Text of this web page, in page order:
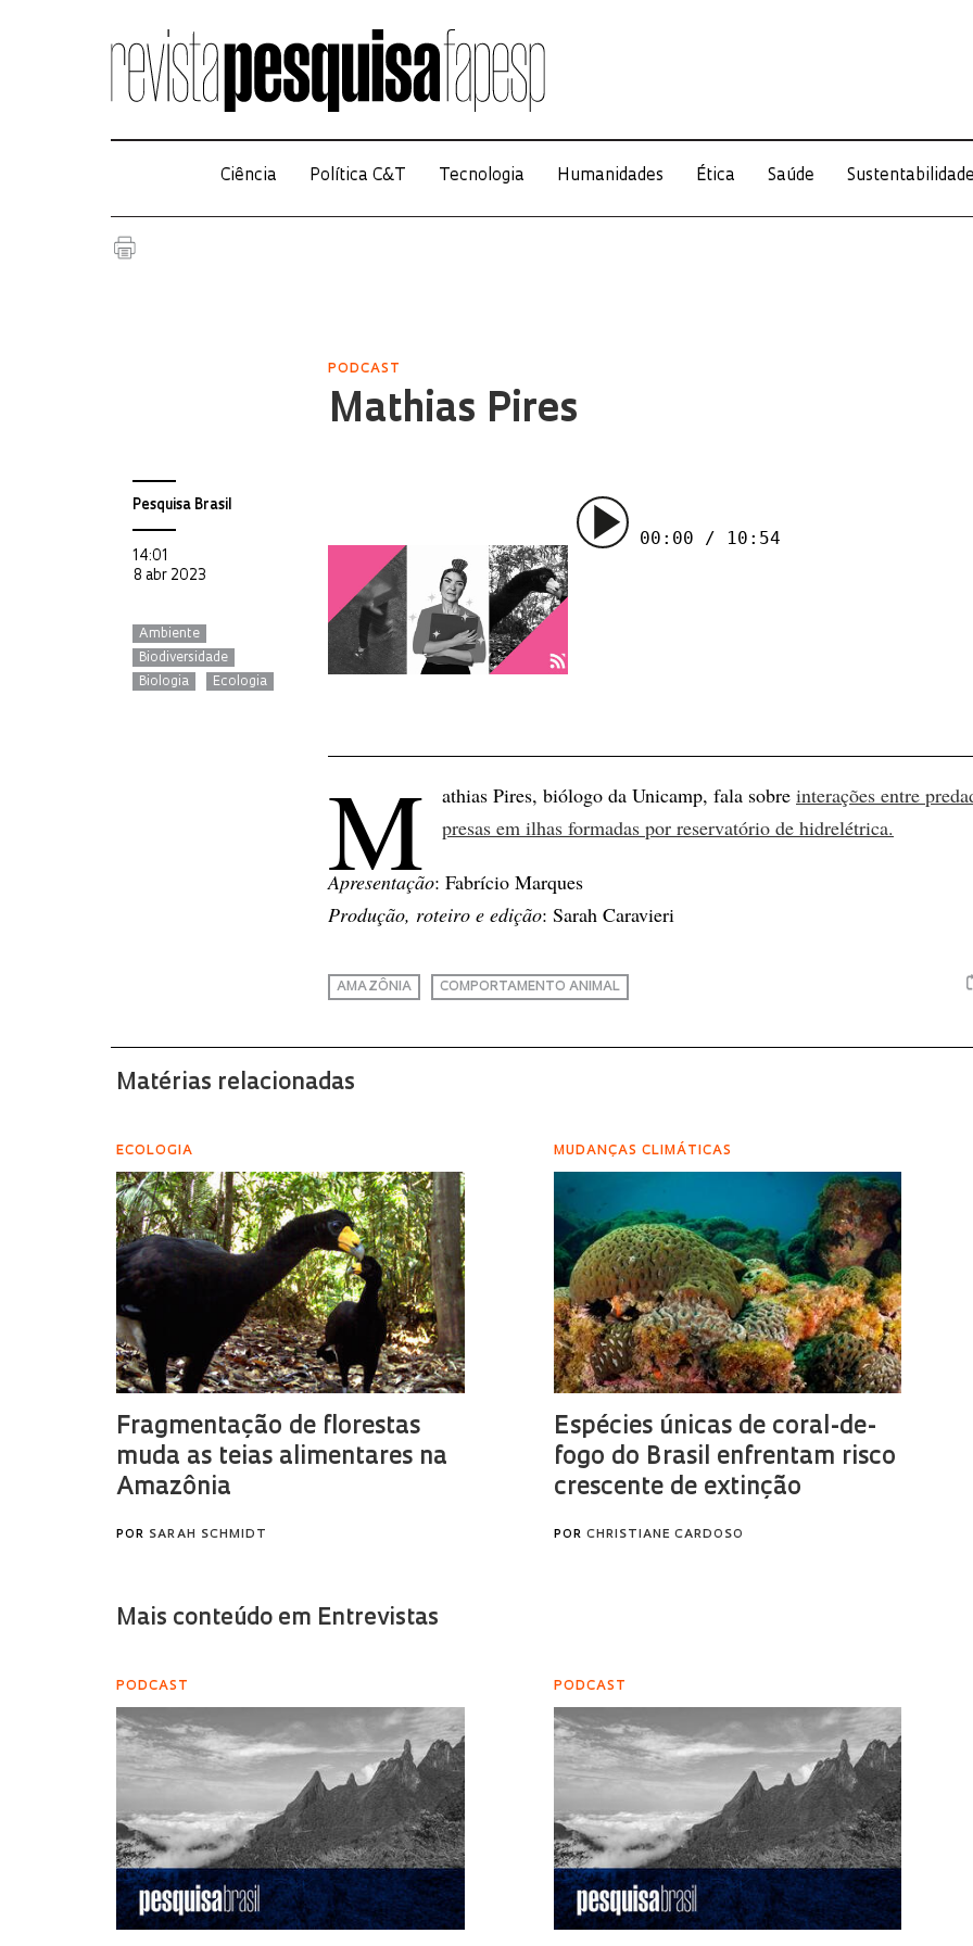
Ciência Política C&T Tecnologia Humanidades Ética Saúde Sustentabilidade
PODCAST
Mathias Pires
Pesquisa Brasil
14:01
8 abr 2023
Ambiente
Biodiversidade
Biologia
Ecologia
00:00 / 10:54
M athias Pires, biólogo da Unicamp, fala sobre interações entre
presas em ilhas formadas por reservatório de hidrelétrica.
Apresentação: Fabrício Marques
Produção, roteiro e edição: Sarah Caravieri
AMAZÔNIA COMPORTAMENTO ANIMAL